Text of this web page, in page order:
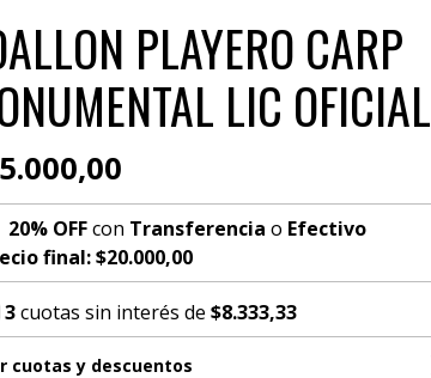
PLAYERO CARP
LIC OFICIAL
20% OFFcon Transferencia o Efectivo
final:$20.000,00
3cuotas sin interés de $8.333,33
cuotas y descuentos